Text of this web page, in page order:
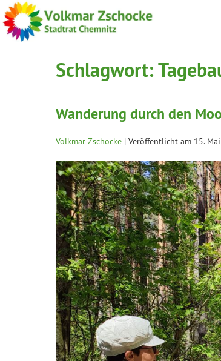
Schlagwort:
Wanderung durch den
Volkmar Zschocke | Veröffentlicht am 15.